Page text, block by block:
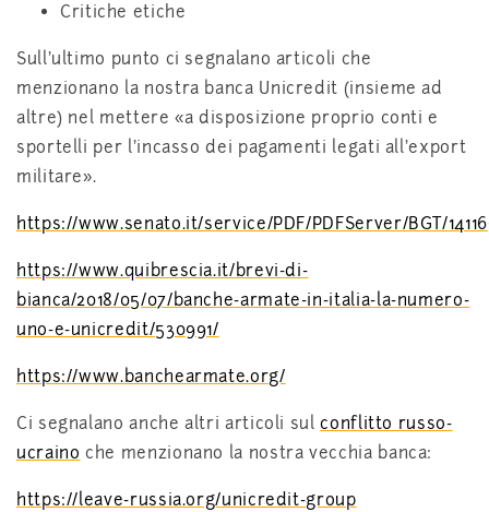
Critiche etiche
Sull'ultimo punto ci segnalano articoli che
menzionano la nostra banca Unicredit (insieme ad
altre) nel mettere «a disposizione proprio conti e
sportelli per l’incasso dei pagamenti legati all'export
militare».
https://www.senato.it/service/PDF/PDFServer/BGT/
https://www.quibrescia.it/brevi-di-
bianca/2018/05/07/banche-armate-in-italia-la-numero-
uno-e-unicredit/530991/
https://www.banchearmate.org/
Ci segnalano anche altri articoli sulconflitto russo-
ucraino che menzionano la nostra vecchia banca:
https://leave-russia.org/unicredit-group